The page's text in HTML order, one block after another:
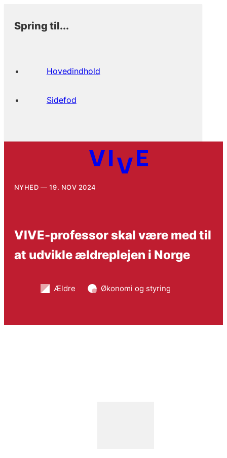
Spring til...
Hovedindhold
Sidefod
NYHED 19. NOV 2024
VIVE-professor skal være med til
at udvikle ældreplejen i Norge
Ældre Økonomi og styring